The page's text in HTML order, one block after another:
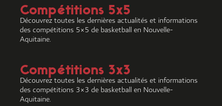
Compétitions 5x5
Découvrez toutes les dernières actualités et informations
des compétitions 5×5 de basketball en Nouvelle-
Aquitaine.
Compétitions 3x3
Découvrez toutes les dernières actualités et informations
des compétitions 3×3 de basketball en Nouvelle-
Aquitaine.